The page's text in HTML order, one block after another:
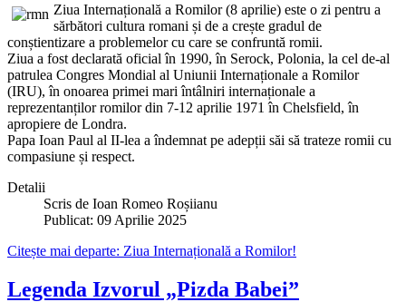
Ziua Internațională a Romilor (8 aprilie) este o zi pentru a
sărbători cultura romani și de a crește gradul de
conștientizare a problemelor cu care se confruntă romii.
Ziua a fost declarată oficial în 1990, în Serock, Polonia, la cel de-al
patrulea Congres Mondial al Uniunii Internaționale a Romilor
(IRU), în onoarea primei mari întâlniri internaționale a
reprezentanților romilor din 7-12 aprilie 1971 în Chelsfield⁠, în
apropiere de Londra.
Papa Ioan Paul al II-lea a îndemnat pe adepții săi să trateze romii cu
compasiune și respect.
Detalii
Scris de Ioan Romeo Roșiianu
Publicat: 09 Aprilie 2025
Citește mai departe: Ziua Internațională a Romilor!
Legenda Izvorul „Pizda Babei”